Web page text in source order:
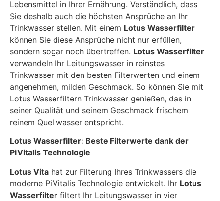
Lebensmittel in Ihrer Ernährung. Verständlich, dass
Sie deshalb auch die höchsten Ansprüche an Ihr
Trinkwasser stellen. Mit einem Lotus Wasserfilter
können Sie diese Ansprüche nicht nur erfüllen,
sondern sogar noch übertreffen. Lotus Wasserfilter
verwandeln Ihr Leitungswasser in reinstes
Trinkwasser mit den besten Filterwerten und einem
angenehmen, milden Geschmack. So können Sie mit
Lotus Wasserfiltern Trinkwasser genießen, das in
seiner Qualität und seinem Geschmack frischem
reinem Quellwasser entspricht.
Lotus Wasserfilter: Beste Filterwerte dank der
PiVitalis Technologie
Lotus Vita hat zur Filterung Ihres Trinkwassers die
moderne PiVitalis Technologie entwickelt. Ihr Lotus
Wasserfilter filtert Ihr Leitungswasser in vier